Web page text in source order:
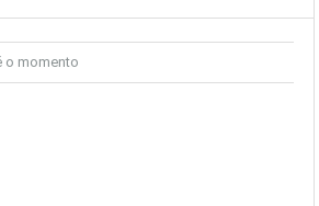
o momento